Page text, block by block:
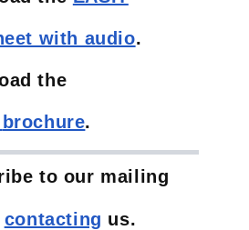
with audio.
the
brochure.
to our mailing
contacting us.